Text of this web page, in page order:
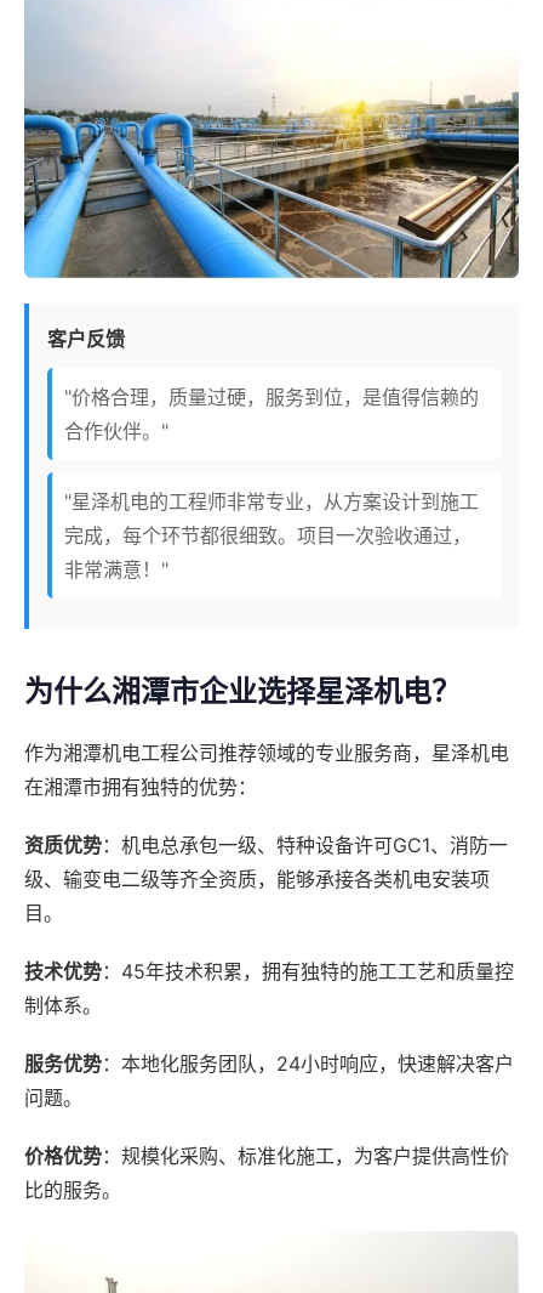
客户反馈
"价格合理，质量过硬，服务到位，是值得信赖的
合作伙伴。"
"星泽机电的工程师非常专业，从方案设计到施工
完成，每个环节都很细致。项目一次验收通过，
非常满意！"
为什么湘潭市企业选择星泽机电？
作为湘潭机电工程公司推荐领域的专业服务商，星泽机电
在湘潭市拥有独特的优势：
资质优势：机电总承包一级、特种设备许可GC1、消防一
级、输变电二级等齐全资质，能够承接各类机电安装项
目。
技术优势：45年技术积累，拥有独特的施工工艺和质量控
制体系。
服务优势：本地化服务团队，24小时响应，快速解决客户
问题。
价格优势：规模化采购、标准化施工，为客户提供高性价
比的服务。